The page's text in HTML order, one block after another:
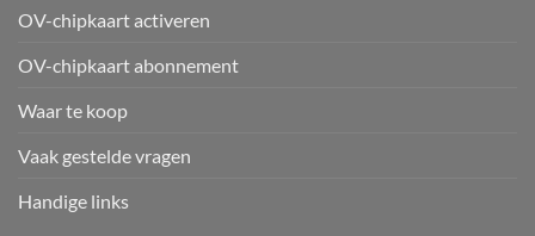
OV-chipkaart activeren
OV-chipkaart abonnement
Waar te koop
Vaak gestelde vragen
Handige links